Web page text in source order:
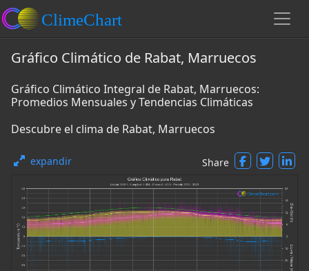
Gráfico Climático de Rabat, Marruecos
Gráfico Climático Integral de Rabat, Marruecos:
Promedios Mensuales y Tendencias Climáticas
Descubre el clima de Rabat, Marruecos
expandir Share